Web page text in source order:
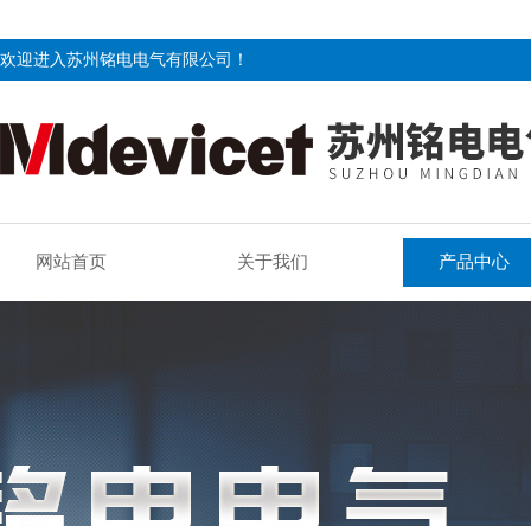
欢迎进入苏州铭电电气有限公司！
网站首页 关于我们 产品中心